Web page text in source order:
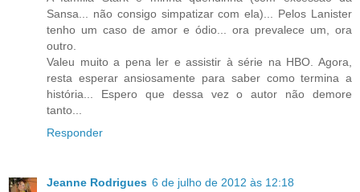
Sansa... não consigo simpatizar com ela)... Pelos Lanister
tenho um caso de amor e ódio... ora prevalece um, ora
outro.
Valeu muito a pena ler e assistir à série na HBO. Agora,
resta esperar ansiosamente para saber como termina a
história... Espero que dessa vez o autor não demore
tanto...
Responder
Jeanne Rodrigues 6 de julho de 2012 às 12:18